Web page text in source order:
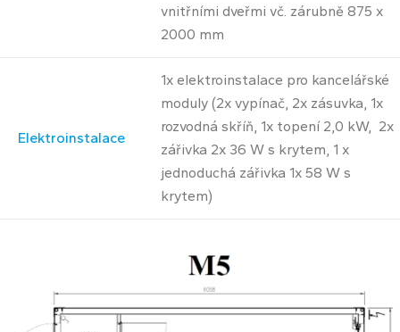
vnitřními dveřmi vč. zárubně 875 x
2000 mm
Elektroinstalace
1x elektroinstalace pro kancelářské
moduly (2x vypínač, 2x zásuvka, 1x
rozvodná skříň, 1x topení 2,0 kW, 2x
zářivka 2x 36 W s krytem, 1 x
jednoduchá zářivka 1x 58 W s
krytem)